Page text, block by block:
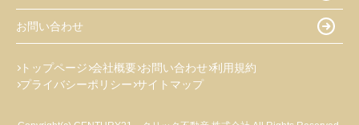
お問い合わせ
トップページ 会社概要 お問い合わせ 利用規約
プライバシーポリシー サイトマップ